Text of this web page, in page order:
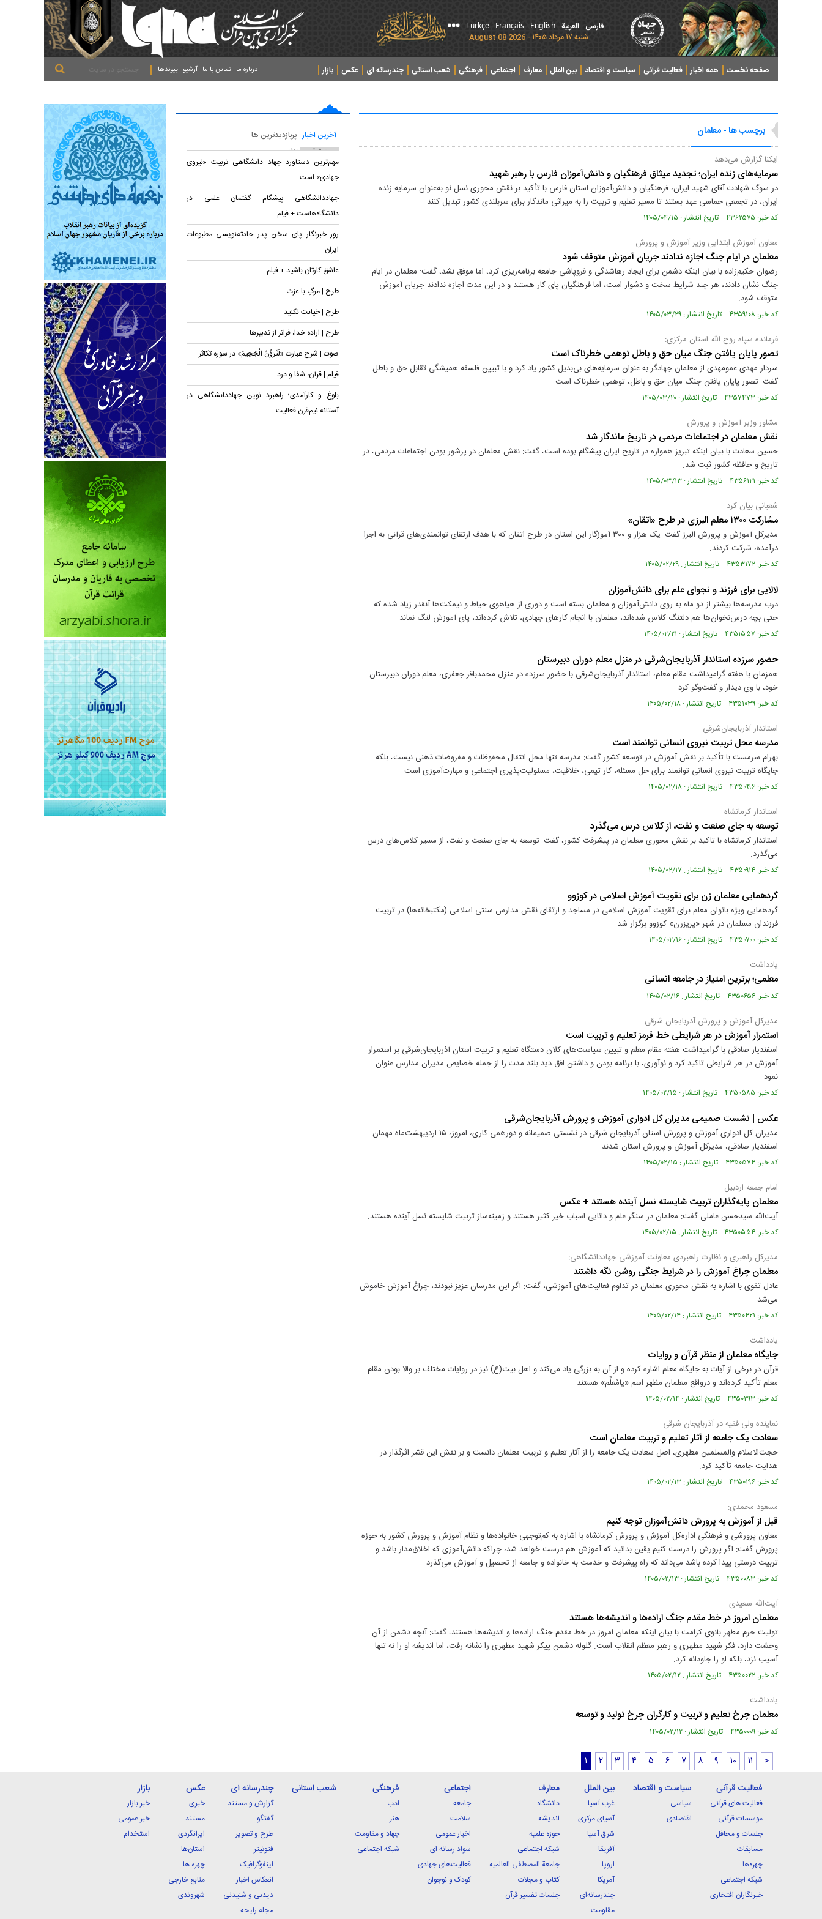
فارسی العربیة English
Français
Türkçe
شنبه ۱۷ مرداد ۱۴۰۵ - 2026 August 08
صفحه نخست همه اخبار فعالیت قرآنی سیاست و اقتصاد بین الملل معارف اجتماعی فرهنگی شعب استانی چندرسانه ای عکس
بازار
پیوندها آرشیو تماس با ما درباره ما
برچسب ها - معلمان
ایکنا گزارش می‌دهد
سرمایه‌های زنده ایران؛ تجدید میثاق فرهنگیان و دانش‌آموزان فارس با رهبر شهید
در سوگ شهادت آقای شهید ایران، فرهنگیان و دانش‌آموزان استان فارس با تأکید بر نقش محوری نسل نو به‌عنوان سرمایه زنده
ایران، در تجمعی حماسی عهد بستند تا مسیر تعلیم و تربیت را به میراثی ماندگار برای سربلندی کشور تبدیل کنند.
کد خبر: ۴۳۶۲۵۷۵ تاریخ انتشار : ۱۴۰۵/۰۴/۱۵
معاون آموزش ابتدایی وزیر آموزش و پرورش:
معلمان در ایام جنگ اجازه ندادند جریان آموزش متوقف شود
رضوان حکیم‌زاده با بیان اینکه دشمن برای ایجاد رهاشدگی و فروپاشی جامعه برنامه‌ریزی کرد، اما موفق نشد، گفت: معلمان در ایام
جنگ نشان دادند، هر چند شرایط سخت و دشوار است، اما فرهنگیان پای کار هستند و در این مدت اجازه ندادند جریان آموزش
متوقف شود.
کد خبر: ۴۳۵۹۱۰۸ تاریخ انتشار : ۱۴۰۵/۰۳/۲۹
فرمانده سپاه روح الله استان مرکزی:
تصور پایان یافتن جنگ میان حق و باطل توهمی خطرناک است
سردار مهدی عمومهدی از معلمان جهادگر به عنوان سرمایه‌های بی‌بدیل کشور یاد کرد و با تبیین فلسفه همیشگی تقابل حق و باطل
گفت: تصور پایان یافتن جنگ میان حق و باطل، توهمی خطرناک است.
کد خبر: ۴۳۵۷۴۷۳ تاریخ انتشار : ۱۴۰۵/۰۳/۲۰
مشاور وزیر آموزش و پرورش:
نقش معلمان در اجتماعات مردمی در تاریخ ماندگار شد
حسین سعادت با بیان اینکه تبریز همواره در تاریخ ایران پیشگام بوده است، گفت: نقش معلمان در پرشور بودن اجتماعات مردمی، در
تاریخ و حافظه کشور ثبت شد.
کد خبر: ۴۳۵۶۱۲۱ تاریخ انتشار : ۱۴۰۵/۰۳/۱۳
شعبانی بیان کرد
مشارکت ۱۳۰۰ معلم البرزی در طرح «اتقان»
مدیرکل آموزش و پرورش البرز گفت: یک هزار و ۳۰۰ آموزگار این استان در طرح اتقان که با هدف ارتقای توانمندی‌های قرآنی به اجرا
درآمده، شرکت کردند.
کد خبر: ۴۳۵۳۱۷۲ تاریخ انتشار : ۱۴۰۵/۰۲/۲۹
لالایی برای فرزند و نجوای علم برای دانش‌آموزان
درب مدرسه‌ها بیشتر از دو ماه به روی دانش‌آموزان و معلمان بسته است و دوری از هیاهوی حیاط و نیمکت‌ها آنقدر زیاد شده که
حتی بچه درس‌نخوان‌ها هم دلتنگ کلاس شده‌اند، معلمان با انجام کارهای جهادی، تلاش کرده‌اند، پای آموزش لنگ نماند.
کد خبر: ۴۳۵۱۵۵۷ تاریخ انتشار : ۱۴۰۵/۰۲/۲۱
حضور سرزده استاندار آذربایجان‌شرقی در منزل معلم دوران دبیرستان
همزمان با هفته گرامیداشت مقام معلم، استاندار آذربایجان‌شرقی با حضور سرزده در منزل محمدباقر جعفری، معلم دوران دبیرستان
خود، با وی دیدار و گفت‌وگو کرد.
کد خبر: ۴۳۵۱۰۳۹ تاریخ انتشار : ۱۴۰۵/۰۲/۱۸
استاندار آذربایجان‌شرقی:
مدرسه محل تربیت نیروی انسانی توانمند است
بهرام سرمست با تأکید بر نقش آموزش در توسعه کشور گفت: مدرسه تنها محل انتقال محفوظات و مفروضات ذهنی نیست، بلکه
جایگاه تربیت نیروی انسانی توانمند برای حل مسئله، کار تیمی، خلاقیت، مسئولیت‌‌پذیری اجتماعی و مهارت‌‌آموزی است.
کد خبر: ۴۳۵۰۹۹۶ تاریخ انتشار : ۱۴۰۵/۰۲/۱۸
استاندار کرمانشاه:
توسعه به جای صنعت و نفت، از کلاس درس می‌گذرد
استاندار کرمانشاه با تاکید بر نقش محوری معلمان در پیشرفت کشور، گفت: توسعه به جای صنعت و نفت، از مسیر کلاس‌های درس
می‌گذرد.
کد خبر: ۴۳۵۰۹۱۴ تاریخ انتشار : ۱۴۰۵/۰۲/۱۷
گردهمایی معلمان زن برای تقویت آموزش اسلامی در کوزوو
گردهمایی ویژه بانوان معلم برای تقویت آموزش اسلامی در مساجد و ارتقای نقش مدارس سنتی اسلامی (مکتبخانه‌ها) در تربیت
فرزندان مسلمان در شهر «پریزرن» کوزوو برگزار شد.
کد خبر: ۴۳۵۰۷۰۰ تاریخ انتشار : ۱۴۰۵/۰۲/۱۶
یادداشت
معلمی؛ برترین امتیاز در جامعه انسانی
کد خبر: ۴۳۵۰۶۵۶ تاریخ انتشار : ۱۴۰۵/۰۲/۱۶
مدیرکل آموزش و پرورش آذربایجان شرقی
استمرار آموزش در هر شرایطی خط قرمز تعلیم و تربیت است
اسفندیار صادقی با گرامیداشت هفته مقام معلم و تبیین سیاست‌های کلان دستگاه تعلیم و تربیت استان آذربایجان‌شرقی بر استمرار
آموزش در هر شرایطی تاکید کرد و نوآوری، با برنامه بودن و داشتن افق دید بلند مدت را از جمله خصایص مدیران مدارس عنوان
نمود.
کد خبر: ۴۳۵۰۵۸۵ تاریخ انتشار : ۱۴۰۵/۰۲/۱۵
عکس | نشست صمیمی مدیران کل ادواری آموزش و پرورش آذربایجان‌شرقی
مدیران کل ادواری آموزش و پرورش استان آذربایجان شرقی در نشستی صمیمانه و دورهمی کاری، امروز، ۱۵ اردیبهشت‌ماه مهمان
اسفندیار صادقی، مدیرکل آموزش و پرورش استان شدند.
کد خبر: ۴۳۵۰۵۷۴ تاریخ انتشار : ۱۴۰۵/۰۲/۱۵
امام جمعه اردبیل:
معلمان پایه‌گذاران تربیت شایسته نسل آینده‌ هستند + عکس
آیت‌الله سیدحسن عاملی گفت: معلمان در سنگر علم و دانایی اسباب خیر کثیر هستند و زمینه‌ساز تربیت شایسته نسل آینده هستند.
کد خبر: ۴۳۵۰۵۵۴ تاریخ انتشار : ۱۴۰۵/۰۲/۱۵
مدیرکل راهبری و نظارت راهبردی معاونت آموزشی جهاددانشگاهی:
معلمان چراغ آموزش را در شرایط جنگی روشن نگه داشتند
عادل تقوی با اشاره به نقش محوری معلمان در تداوم فعالیت‌های آموزشی، گفت: اگر این مدرسان عزیز نبودند، چراغ آموزش خاموش
می‌شد.
کد خبر: ۴۳۵۰۴۲۱ تاریخ انتشار : ۱۴۰۵/۰۲/۱۴
یادداشت
جایگاه معلمان از منظر قرآن و روایات
قرآن در برخی از آیات به جایگاه معلم اشاره کرده و از آن به بزرگی یاد می‌کند و اهل بیت(ع) نیز در روایات مختلف بر والا بودن مقام
معلم تأکید کرده‌اند و درواقع معلمان مظهر اسم «یامُعلِّم» هستند.
کد خبر: ۴۳۵۰۲۹۳ تاریخ انتشار : ۱۴۰۵/۰۲/۱۴
نماینده ولی فقیه در آذربایجان شرقی:
سعادت یک جامعه از آثار تعلیم و تربیت معلمان است
حجت‌الاسلام والمسلمین مطهری، اصل سعادت یک جامعه را از آثار تعلیم و تربیت معلمان دانست و بر نقش این قشر اثرگذار در
هدایت جامعه تأکید کرد.
کد خبر: ۴۳۵۰۱۹۶ تاریخ انتشار : ۱۴۰۵/۰۲/۱۳
مسعود محمدی:
قبل از آموزش به پرورش دانش‌آموزان توجه کنیم
معاون پرورشی و فرهنگی اداره‌کل آموزش و پرورش کرمانشاه با اشاره به کم‌توجهی خانواده‌ها و نظام آموزش و پرورش کشور به حوزه
پرورش گفت: اگر پرورش را درست کنیم یقین بدانید که آموزش هم درست خواهد شد، چراکه دانش‌آموزی که اخلاق‌مدار باشد و
تربیت درستی پیدا کرده باشد می‌داند که راه پیشرفت و خدمت به خانواده و جامعه از تحصیل و آموزش می‌گذرد.
کد خبر: ۴۳۵۰۰۸۳ تاریخ انتشار : ۱۴۰۵/۰۲/۱۳
آیت‌الله سعیدی:
معلمان امروز در خط مقدم جنگ اراده‌ها و اندیشه‌ها هستند
تولیت حرم مطهر بانوی کرامت با بیان اینکه معلمان امروز در خط مقدم جنگ اراده‌ها و اندیشه‌ها هستند، گفت: آنچه دشمن از آن
وحشت دارد، فکر شهید مطهری و رهبر معظم انقلاب است. گلوله دشمن پیکر شهید مطهری را نشانه رفت، اما اندیشه او را نه تنها
آسیب نزد، بلکه او را جاودانه کرد.
کد خبر: ۴۳۵۰۰۲۲ تاریخ انتشار : ۱۴۰۵/۰۲/۱۲
یادداشت
معلمان چرخ تعلیم و تربیت و کارگران چرخ تولید و توسعه
کد خبر: ۴۳۵۰۰۰۹ تاریخ انتشار : ۱۴۰۵/۰۲/۱۲
۱ ۲ ۳ ۴ ۵ ۶ ۷ ۸ ۹ ۱۰ ۱۱ >
آخرین اخبار پربازدیدترین ها
پربحث ترین عناوین
مهم‌ترین دستاورد جهاد دانشگاهی تربیت «نیروی
جهادی» است
جهاددانشگاهی پیشگام گفتمان علمی در
دانشگاه‌هاست + فیلم
روز خبرنگار پای سخن پدر حادثه‌نویسی مطبوعات
ایران
عاشق کارتان باشید + فیلم
طرح | مرگِ با عزت
طرح | خیانت نکنید
طرح | اراده خدا، فراتر از تدبیرها
صوت | شرح عبارت «لَتَرَوُنَّ الْجَحِیمَ» در سوره تکاثر
فیلم | قرآن، شفا و درد
بلوغ و کارآمدی؛ راهبرد نوین جهاددانشگاهی در
آستانه نیم‌قرن فعالیت
فعالیت قرآنی
فعالیت های قرآنی
موسسات قرآنی
جلسات و محافل
مسابقات
چهره‌ها
شبکه اجتماعی
خبرنگاران افتخاری
سیاست و اقتصاد
سیاسی
اقتصادی
بین الملل
غرب آسیا
آسیای مرکزی
شرق آسیا
آفریقا
اروپا
آمریکا
چندرسانه‌ای
مقاومت
معارف
دانشگاه
اندیشه
حوزه علمیه
شبکه اجتماعی
جامعة المصطفی العالمیه
کتاب و مجلات
جلسات تفسیر قرآن
اجتماعی
جامعه
سلامت
اخبار عمومی
سواد رسانه ای
فعالیت‌های جهادی
کودک و نوجوان
فرهنگی
ادب
هنر
جهاد و مقاومت
شبکه اجتماعی
شعب استانی چندرسانه ای
گزارش و مستند
گفتگو
طرح و تصویر
فتوتیتر
اینفوگرافیک
انعکاس اخبار
دیدنی و شنیدنی
مجله رایحه
عکس
خبری
مستند
ایرانگردی
استان‌ها
چهره ها
منابع خارجی
شهروندی
بازار
خبر بازار
خبر عمومی
استخدام